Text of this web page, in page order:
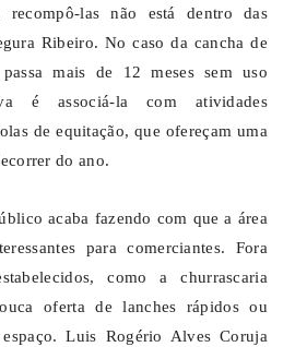
recompô-las não está dentro das
Ribeiro. No caso da cancha de
mais de 12 meses sem uso
é associá-la com atividades
de equitação, que ofereçam uma
do ano.
acaba fazendo com que a área
para comerciantes. Fora
como a churrascaria
oferta de lanches rápidos ou
Luis Rogério Alves Coruja